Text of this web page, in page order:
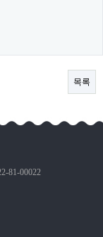
목록
81-00022